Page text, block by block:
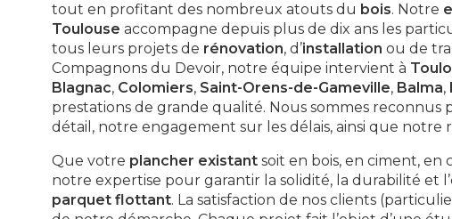
tout en profitant des nombreux atouts du bois. Notre
Toulouse accompagne depuis plus de dix ans les
tous leurs projets de rénovation, d’installation ou de
Compagnons du Devoir, notre équipe intervient à
Blagnac, Colomiers, Saint-Orens-de-Gameville, Balma,
prestations de grande qualité. Nous sommes reconnus
détail, notre engagement sur les délais, ainsi que notre
Que votre plancher existant soit en bois, en ciment, en
notre expertise pour garantir la solidité, la durabilité et
parquet flottant. La satisfaction de nos clients